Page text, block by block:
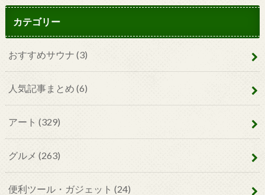
カテゴリー
おすすめサウナ (3)
人気記事まとめ (6)
アート (329)
グルメ (263)
便利ツール・ガジェット (24)